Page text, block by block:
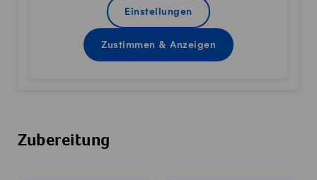
Einstellungen
Zustimmen & Anzeigen
Zubereitung